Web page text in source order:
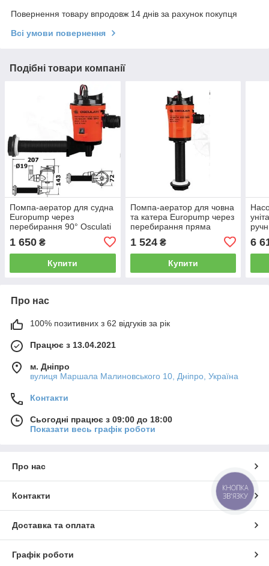
Повернення товару впродовж 14 днів за рахунок покупця
Всі умови повернення
Подібні товари компанії
Помпа-аератор для судна
Europump через
перебирання 90° Osculati
1 650 ₴
Купити
Помпа-аератор для човна
та катера Europump через
перебирання пряма
1 524₴
Купити
6
Про нас
100% позитивних з 62 відгуків за рік
Працює з 13.04.2021
м. Дніпро
вулиця Маршала Малиновського 10, Дніпро, Україна
Контакти
Сьогодні працює з 09:00 до 18:00
Показати весь графік роботи
Про нас
Контакти
Доставка та оплата
Графік роботи
КНОПКА
ЗВ'ЯЗКУ